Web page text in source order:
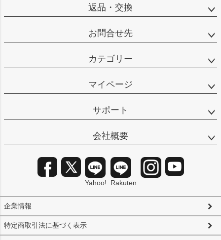
返品・交換
お問合せ先
カテゴリー
マイページ
サポート
会社概要
企業情報
特定商取引法に基づく表示
Yahoo! Rakuten